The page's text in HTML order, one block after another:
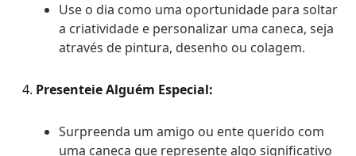
Use o dia como uma oportunidade para soltar
a criatividade e personalizar uma caneca, seja
através de pintura, desenho ou colagem.
Presenteie Alguém Especial:
Surpreenda um amigo ou ente querido com
uma caneca que represente algo significativo